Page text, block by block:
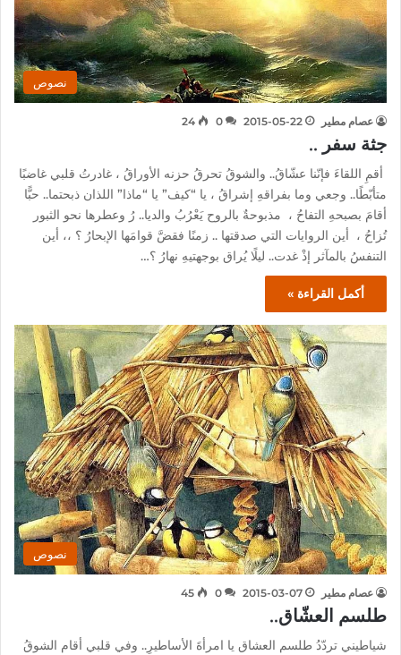
نصوص
عصام مطير 2015-05-22
0
24
جثة سفر ..
أقمِ اللقاءَ فإنّنا عشّاقُ.. والشوقُ تحرقُ حزنه الأوراقُ ، غادرتُ قلبي غاضبًا
متأبّطًا.. وجعي وما بفراقهِ إشراقُ ، يا “كيف” يا “ماذا” اللذان ذبحتما.. حبًّا
أقامَ بصبحهِ التفاحُ ، مذبوحةٌ بالروح يَعْرُبُ والديا.. رُ وعطرها نحو الثبور
تُزاحُ ، أين الروايات التي صدقتها .. زمنًا فقضَّ قوامَها الإبحارُ ؟ ،، أين
التنفسُ بالمآثر إذْ غدت.. ليلًا يُراق بوجهتيهِ نهارُ ؟…
أكمل القراءة »
نصوص
عصام مطير 2015-03-07
0
45
طلسم العشّاق..
شياطيني تردّدُ طلسم العشاق يا امرأةَ الأساطيرِ.. وفي قلبي أقام الشوقُ